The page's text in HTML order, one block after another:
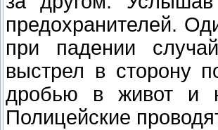
предохранителей.
при падении
выстрел в сторону
дробью в живот и
Полицейские